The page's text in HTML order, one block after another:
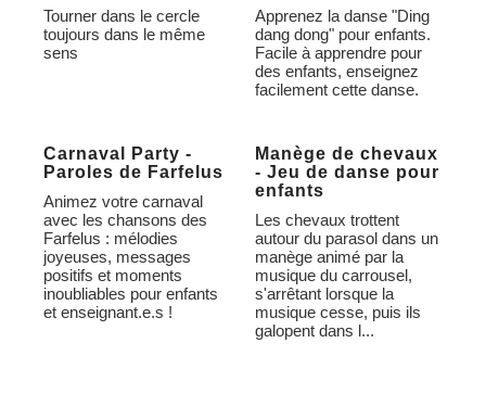
Tourner dans le cercle
toujours dans le même
sens
Apprenez la danse "Ding
dang dong" pour enfants.
Facile à apprendre pour
des enfants, enseignez
facilement cette danse.
Carnaval Party -
Paroles de Farfelus
Animez votre carnaval
avec les chansons des
Farfelus : mélodies
joyeuses, messages
positifs et moments
inoubliables pour enfants
et enseignant.e.s !
Manège de chevaux
- Jeu de danse pour
enfants
Les chevaux trottent
autour du parasol dans un
manège animé par la
musique du carrousel,
s'arrêtant lorsque la
musique cesse, puis ils
galopent dans l...